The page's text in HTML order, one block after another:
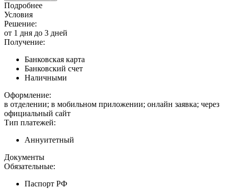
Подробнее
Условия
Решение:
от 1 дня до 3 дней
Получение:
Банковская карта
Банковский счет
Наличными
Оформление:
в отделении; в мобильном приложении; онлайн заявка; через
официальный сайт
Тип платежей:
Аннуитетный
Документы
Обязательные:
Паспорт РФ